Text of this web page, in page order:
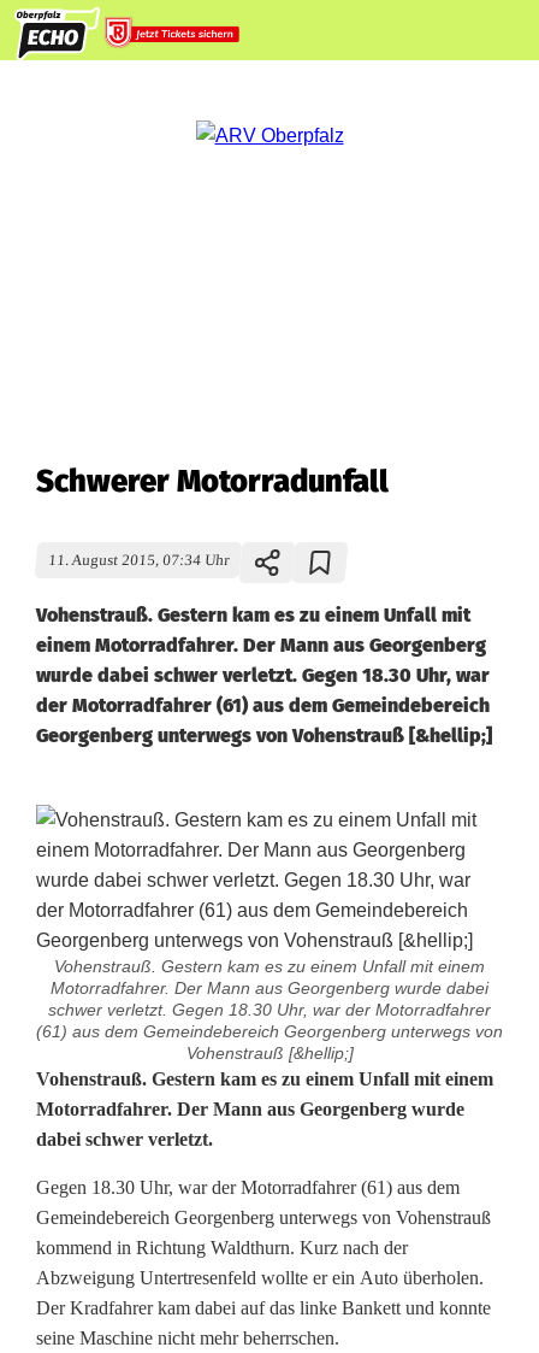
Schwerer Motorradunfall
11. August 2015, 07:34 Uhr
Vohenstrauß. Gestern kam es zu einem Unfall mit
einem Motorradfahrer. Der Mann aus Georgenberg
wurde dabei schwer verletzt. Gegen 18.30 Uhr, war
der Motorradfahrer (61) aus dem Gemeindebereich
Georgenberg unterwegs von Vohenstrauß [&hellip;]
Vohenstrauß. Gestern kam es zu einem Unfall mit einem
Motorradfahrer. Der Mann aus Georgenberg wurde dabei
schwer verletzt. Gegen 18.30 Uhr, war der Motorradfahrer
(61) aus dem Gemeindebereich Georgenberg unterwegs von
Vohenstrauß [&hellip;]
S
c
h
w
e
r
Vohenstrauß. Gestern kam es zu einem Unfall mit einem
Motorradfahrer. Der Mann aus Georgenberg wurde
dabei schwer verletzt.
Gegen 18.30 Uhr, war der Motorradfahrer (61) aus dem
Gemeindebereich Georgenberg unterwegs von Vohenstrauß
kommend in Richtung Waldthurn. Kurz nach der
Abzweigung Untertresenfeld wollte er ein Auto überholen.
Der Kradfahrer kam dabei auf das linke Bankett und konnte
seine Maschine nicht mehr beherrschen.